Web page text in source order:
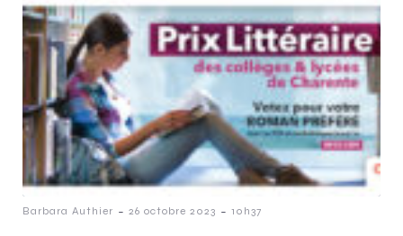
Barbara Authier - 26 octobre 2023 - 10h37